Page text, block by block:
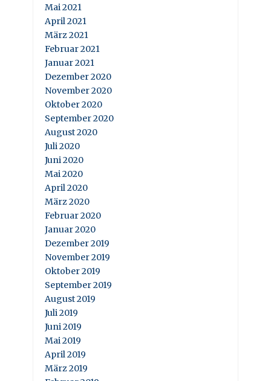
Mai 2021
April 2021
März 2021
Februar 2021
Januar 2021
Dezember 2020
November 2020
Oktober 2020
September 2020
August 2020
Juli 2020
Juni 2020
Mai 2020
April 2020
März 2020
Februar 2020
Januar 2020
Dezember 2019
November 2019
Oktober 2019
September 2019
August 2019
Juli 2019
Juni 2019
Mai 2019
April 2019
März 2019